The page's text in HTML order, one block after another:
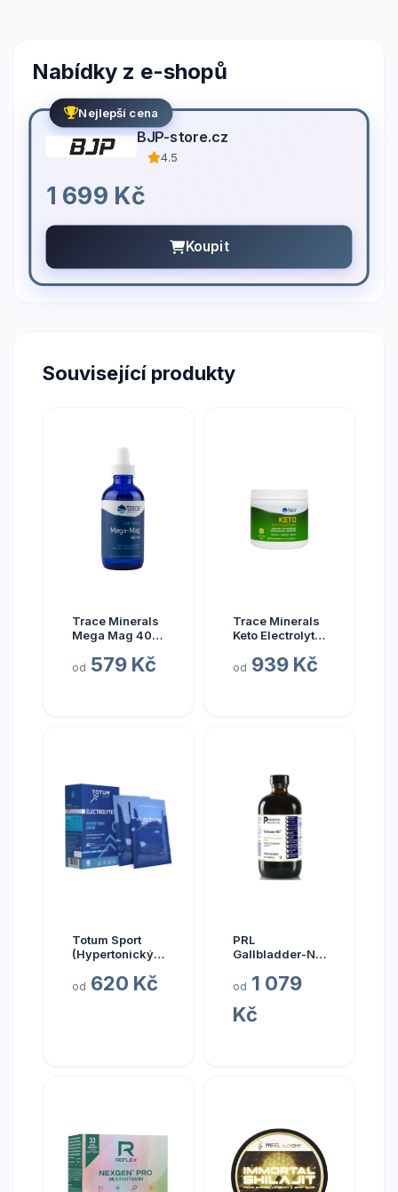
Nabídky z e-shopů
Nejlepší cena
BJP-store.cz
4.5
1 699 Kč
Koupit
Související produkty
Trace Minerals
Mega Mag 400
elektrolyty, 118
od 579 Kč
Trace Minerals
Keto Electrolyte
elektrolyty v
od 939 Kč
Totum Sport
(Hypertonický
vody), 10 x 20
od 620 Kč
PRL
Gallbladder-ND,
237 ml
od 1 079
Kč